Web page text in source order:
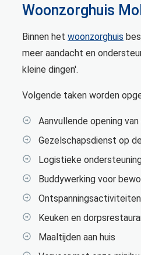
Woonzorghuis
Binnen het woonzorghuis
meer aandacht en
kleine dingen'.
Volgende taken worden
Aanvullende opening
Gezelschapsdienst op
Logistieke
Buddywerking voor
Keuken en
Maaltijden aan huis